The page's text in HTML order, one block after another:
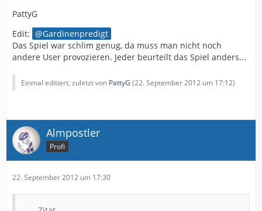
PattyG
Edit:
Gardinenpredigt
Das Spiel war schlim genug, da muss man nicht noch
andere User provozieren. Jeder beurteilt das Spiel anders...
Einmal editiert, zuletzt von PattyG (22. September 2012 um 17:12)
Almpostler
Profi
22. September 2012 um 17:30